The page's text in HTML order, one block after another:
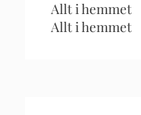
Allt i hemmet